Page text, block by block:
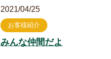
2021/04/25
お客様紹介
みんな仲間だよ